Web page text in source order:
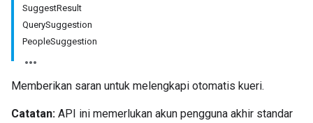
SuggestResult
QuerySuggestion
PeopleSuggestion
Memberikan saran untuk melengkapi otomatis kueri.
Catatan: API ini memerlukan akun pengguna akhir standar